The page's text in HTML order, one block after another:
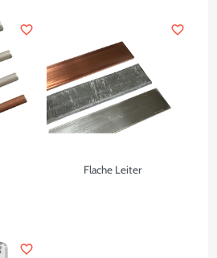
favorite_border
Flache Leiter
favorite_border
favorite_border